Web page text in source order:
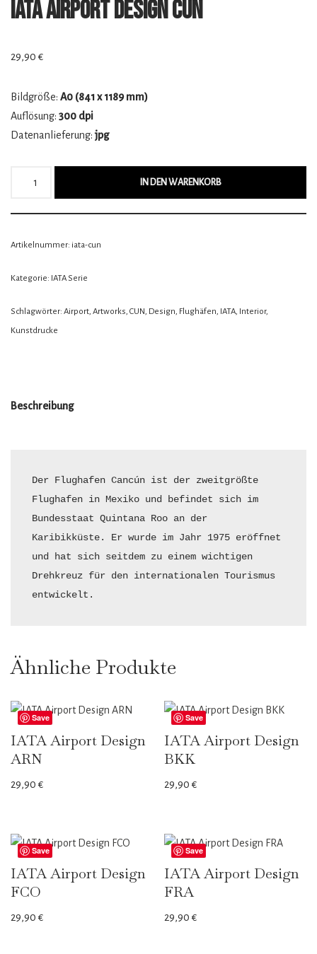
IATA Airport Design CUN
29,90€
Bildgröße: A0 (841 x 1189 mm)
Auflösung: 300 dpi
Datenanlieferung:jpg
IN DEN WARENKORB
Artikelnummer: iata-cun
Kategorie: IATA Serie
Schlagwörter: Airport, Artworks, CUN, Design, Flughäfen, IATA, Interior,
Kunstdrucke
Beschreibung
Der Flughafen Cancún ist der zweitgrößte
Flughafen in Mexiko und befindet sich im
Bundesstaat Quintana Roo an der
Karibikküste. Er wurde im Jahr 1975 eröffnet
und hat sich seitdem zu einem wichtigen
Drehkreuz für den internationalen Tourismus
entwickelt.
Ähnliche Produkte
Save
IATA Airport Design
ARN
29,90€
Save
IATA Airport Design
BKK
29,90€
Save
IATA Airport Design
FCO
29,90€
Save
IATA Airport Design
FRA
29,90€